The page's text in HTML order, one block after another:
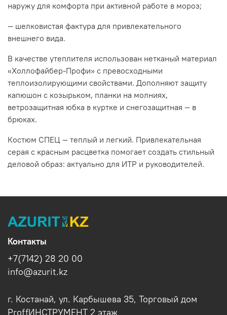
наружу для комфорта при активной работе в мороз;
— шелковистая фактура для привлекательного
внешнего вида.
В качестве утеплителя использован нетканый материал
«Холлофайбер-Профи» с превосходными
теплоизолирующими свойствами. Дополняют защиту
капюшон с козырьком, планки на молниях,
ветрозащитная юбка в куртке и снегозащитная — в
брюках.
Костюм СПЕЦ — теплый и легкий. Привлекательная
серая с красным расцветка помогает создать стильный
деловой образ: актуально для ИТР и руководителей.
Контакты
+7(7142) 28 20 00
info@azurit.kz
г. Костанай, ул. Карбышева 35, Торговый дом
ProffИНСТРУМЕНТ 2 этаж